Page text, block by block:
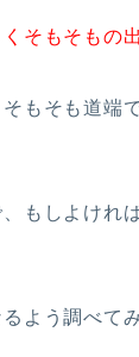
そもそもの
もそも道端
もしよけれ
よう調べて